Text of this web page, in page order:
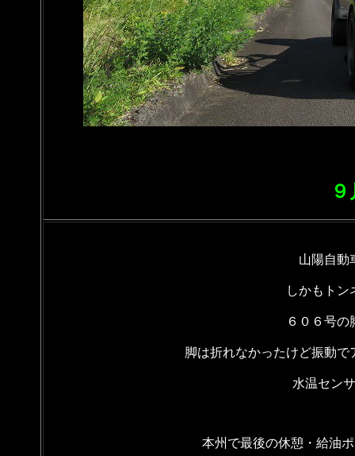
山陽自動
しかもトン
６０６号
脚は折れなかったけど振動
水温セン
本州で最後の休憩・給油